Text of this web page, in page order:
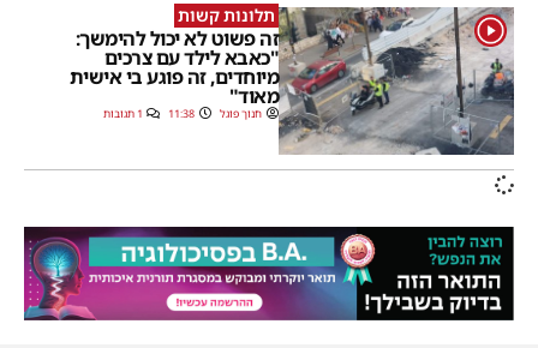
1 תלונות קשות
זה פשוט לא יכול להימשך:
"כאבא לילד עם צרכים
מיוחדים, זה פוגע בי אישית
מאוד"
חנוך פוגל 11:38 1 תגובות